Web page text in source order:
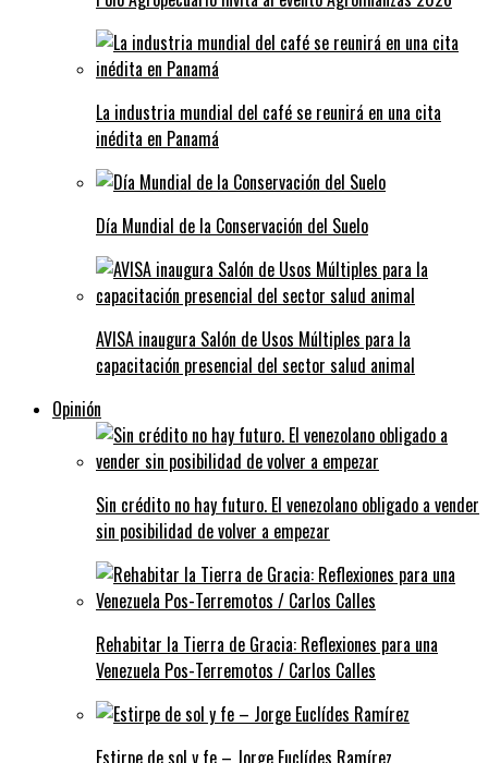
La industria mundial del café se reunirá en una cita
inédita en Panamá
Día Mundial de la Conservación del Suelo
AVISA inaugura Salón de Usos Múltiples para la
capacitación presencial del sector salud animal
Opinión
Sin crédito no hay futuro. El venezolano obligado a vender
sin posibilidad de volver a empezar
Rehabitar la Tierra de Gracia: Reflexiones para una
Venezuela Pos-Terremotos / Carlos Calles
Estirpe de sol y fe – Jorge Euclídes Ramírez